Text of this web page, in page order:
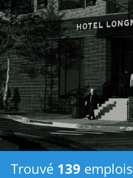
Trouvé 139 emplois